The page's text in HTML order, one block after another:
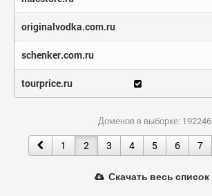
originalvodka.com.ru
schenker.com.ru
tourprice.ru
Доменов в выборке: 192246
1 2 3 4 5 6 7
Скачать весь список